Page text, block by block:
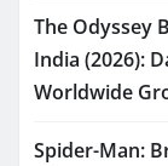
The Odyssey
India (2026):
Worldwide
Spider-Man: